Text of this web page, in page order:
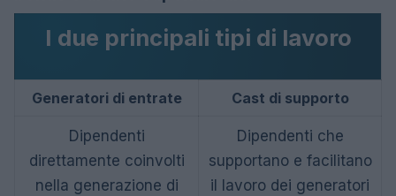
I due principali tipi di lavoro
Generatori di entrate Cast di supporto
Dipendenti
direttamente coinvolti
nella generazione di
Dipendenti che
supportano e facilitano
il lavoro dei generatori